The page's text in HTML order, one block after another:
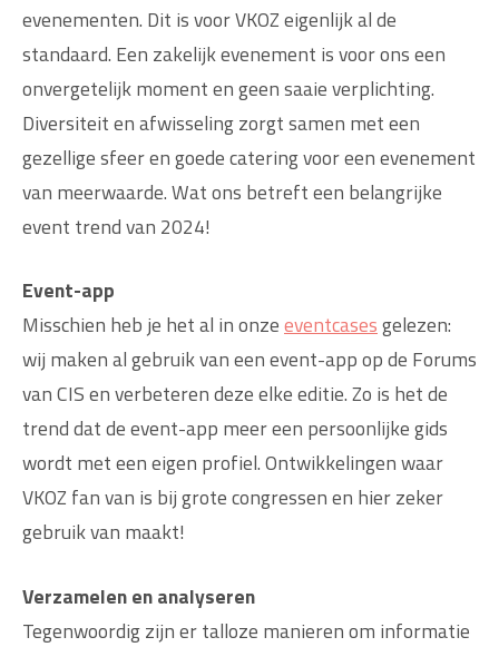
evenementen. Dit is voor VKOZ eigenlijk al de
standaard. Een zakelijk evenement is voor ons een
onvergetelijk moment en geen saaie verplichting.
Diversiteit en afwisseling zorgt samen met een
gezellige sfeer en goede catering voor een evenement
van meerwaarde. Wat ons betreft een belangrijke
event trend van 2024!
Event-app
Misschien heb je het al in onzeeventcasesgelezen:
wij maken al gebruik van een event-app op de Forums
van CIS en verbeteren deze elke editie. Zo is het de
trend dat de event-app meer een persoonlijke gids
wordt met een eigen profiel. Ontwikkelingen waar
VKOZ fan van is bij grote congressen en hier zeker
gebruik van maakt!
Verzamelen en analyseren
Tegenwoordig zijn er talloze manieren om informatie